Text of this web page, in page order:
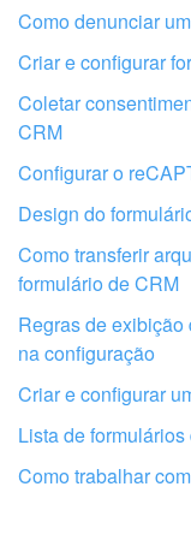
Não gosto de
Obtenha
Como denunciar
Criar e configurar
Coletar
CRM
Configurar o
Design do
Como transferir
formulário de CRM
Regras de exibição
na configuração
Criar e configurar
Lista de
Como trabalhar